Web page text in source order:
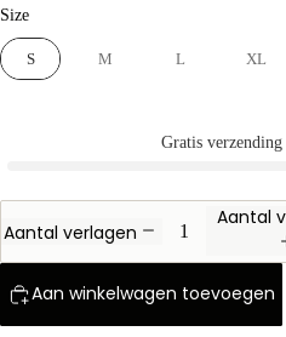
SizeSize
S M L XL
Gratis
Aantal verlagen
Aantal
Aan winkelwagen toevoegen